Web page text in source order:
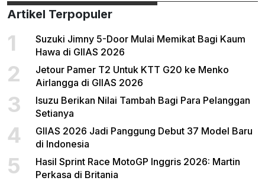
Artikel Terpopuler
1
Suzuki Jimny 5-Door Mulai Memikat Bagi Kaum
Hawa di GIIAS 2026
2
Jetour Pamer T2 Untuk KTT G20 ke Menko
Airlangga di GIIAS 2026
3
Isuzu Berikan Nilai Tambah Bagi Para Pelanggan
Setianya
4
GIIAS 2026 Jadi Panggung Debut 37 Model Baru
di Indonesia
5
Hasil Sprint Race MotoGP Inggris 2026: Martin
Perkasa di Britania